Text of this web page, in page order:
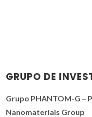
GRUPO DE
Grupo PHANTOM-G –
Nanomaterials Group